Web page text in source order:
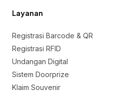
Layanan
Registrasi Barcode & QR
Registrasi RFID
Undangan Digital
Sistem Doorprize
Klaim Souvenir